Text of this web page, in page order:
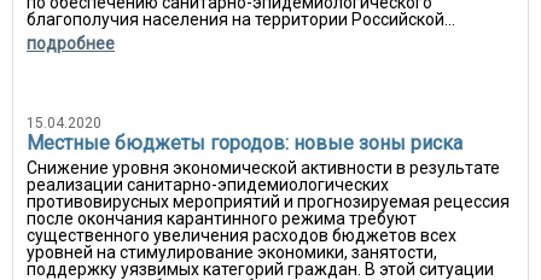
благополучия населения на территории Российской...
подробнее
15.04.2020
Местные бюджеты городов: новые зоны риска
Снижение уровня экономической активности в результате
реализации санитарно-эпидемиологических
противовирусных мероприятий и прогнозируемая рецессия
после окончания карантинного режима требуют
существенного увеличения расходов бюджетов всех
уровней на стимулирование экономики, занятости,
поддержку уязвимых категорий граждан. В этой ситуации